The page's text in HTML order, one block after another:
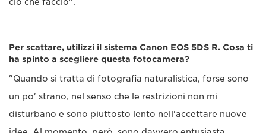
Per scattare, utilizzi il sistema Canon EOS 5DS R. Cosa ti
ha spinto a scegliere questa fotocamera?
"Quando si tratta di fotografia naturalistica, forse sono
un po' strano, nel senso che le restrizioni non mi
disturbano e sono piuttosto lento nell'accettare nuove